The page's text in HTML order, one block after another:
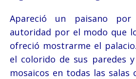
Apareció un paisano
autoridad por el modo que
ofreció mostrarme el
el colorido de sus paredes
mosaicos en todas las salas